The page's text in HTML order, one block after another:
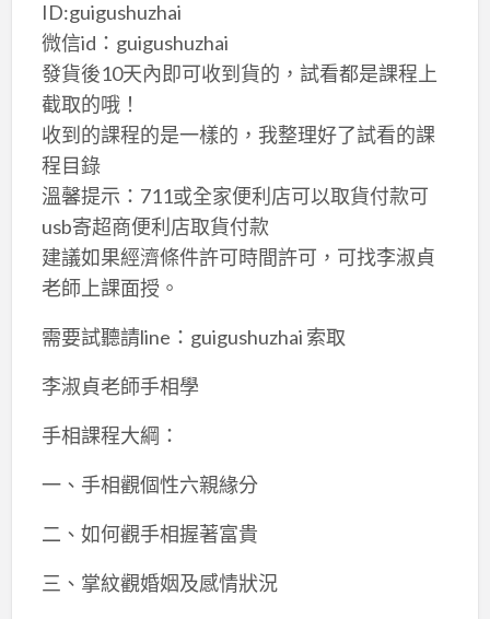
ID:guigushuzhai
微信id：guigushuzhai
發貨後10天內即可收到貨的，試看都是課程上
截取的哦！
收到的課程的是一樣的，我整理好了試看的課
程目錄
溫馨提示：711或全家便利店可以取貨付款可
usb寄超商便利店取貨付款
建議如果經濟條件許可時間許可，可找李淑貞
老師上課面授。
需要試聽請line：guigushuzhai 索取
李淑貞老師手相學
手相課程大綱：
一、手相觀個性六親緣分
二、如何觀手相握著富貴
三、掌紋觀婚姻及感情狀況